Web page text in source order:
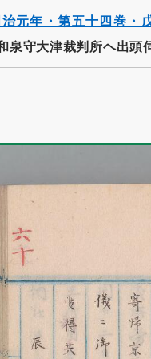
元年・第五十四巻・
泉守大津裁判所ヘ出頭